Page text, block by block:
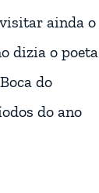
ainda o
dizia o poeta
do
do ano